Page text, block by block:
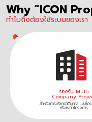
Why “ICON
ทำไมถึงต้องใช้ระบบของเรา
รองรับ Multi
Company
สำหรับการบริหารนิติบุคคล แบบโค
หรือหลายโครงการ